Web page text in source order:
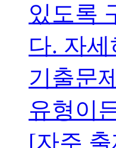
있도록
다. 자
기출문
유형이
[자주